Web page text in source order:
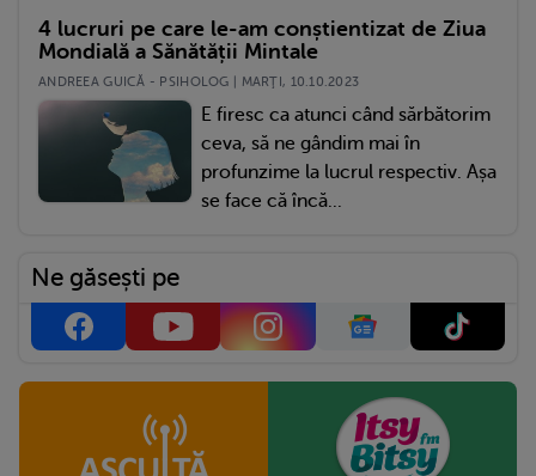
4 lucruri pe care le-am conștientizat de Ziua
Mondială a Sănătății Mintale
ANDREEA GUICĂ - PSIHOLOG | MARŢI, 10.10.2023
E firesc ca atunci când sărbătorim
ceva, să ne gândim mai în
profunzime la lucrul respectiv. Așa
se face că încă...
Ne găsești pe